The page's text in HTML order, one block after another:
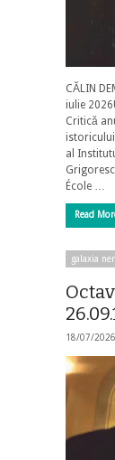
CĂLIN
iulie
Critică
istoricului
al
École …
Read
galaxia
18/07/